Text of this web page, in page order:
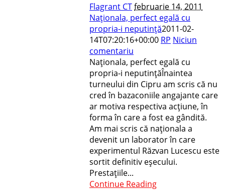
Flagrant CTfebruarie 14, 2011
Naţionala, perfect egală cu
propria-i neputinţă2011-02-
14T07:20:16+00:00 RP Niciun
comentariu
Naţionala, perfect egală cu
propria-i neputinţăÎnaintea
turneului din Cipru am scris că nu
cred în bazaconiile angajante care
ar motiva respectiva acţiune, în
forma în care a fost ea gândită.
Am mai scris că naţionala a
devenit un la­borator în care
experimentul Răz­van Lucescu este
sortit definitiv eşe­cu­lui.
Prestaţiile...
Continue Reading